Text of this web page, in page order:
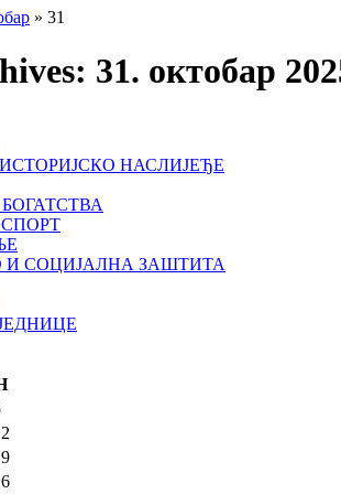
» 31
31. октобар
НАСЛИЈЕЂЕ
И СОЦИЈАЛНА ЗАШТИТА